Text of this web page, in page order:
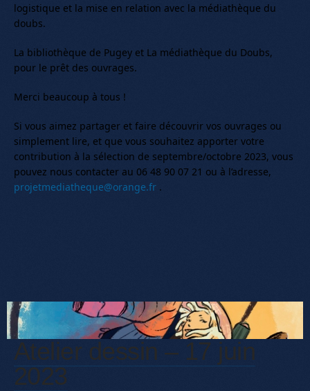
logistique et la mise en relation avec la médiathèque du
doubs.
La bibliothèque de Pugey et La médiathèque du Doubs,
pour le prêt des ouvrages.
Merci beaucoup à tous !
Si vous aimez partager et faire découvrir vos ouvrages ou
simplement lire, et que vous souhaitez apporter votre
contribution à la sélection de septembre/octobre 2023, vous
pouvez nous contacter au 06 48 90 07 21 ou à l’adresse,
projetmediatheque@orange.fr .
Atelier dessin – 17 juin
2023